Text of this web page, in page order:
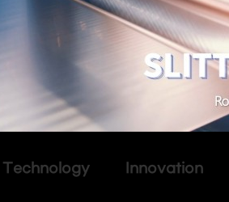
Innovation